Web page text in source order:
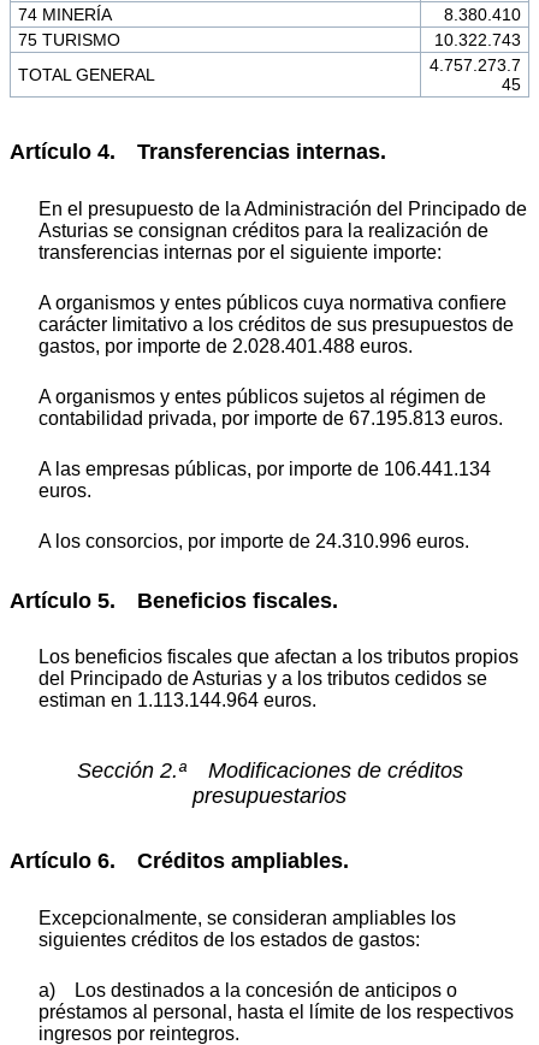
74 MINERÍA
8.380.410
75 TURISMO
10.322.743
TOTAL GENERAL
4.757.273.7
45
Artículo 4. Transferencias internas.
En el presupuesto de la Administración del Principado de
Asturias se consignan créditos para la realización de
transferencias internas por el siguiente importe:
A organismos y entes públicos cuya normativa confiere
carácter limitativo a los créditos de sus presupuestos de
gastos, por importe de 2.028.401.488 euros.
A organismos y entes públicos sujetos al régimen de
contabilidad privada, por importe de 67.195.813 euros.
A las empresas públicas, por importe de 106.441.134
euros.
A los consorcios, por importe de 24.310.996 euros.
Artículo 5. Beneficios fiscales.
Los beneficios fiscales que afectan a los tributos propios
del Principado de Asturias y a los tributos cedidos se
estiman en 1.113.144.964 euros.
Sección 2.ª Modificaciones de créditos
presupuestarios
Artículo 6. Créditos ampliables.
Excepcionalmente, se consideran ampliables los
siguientes créditos de los estados de gastos:
a) Los destinados a la concesión de anticipos o
préstamos al personal, hasta el límite de los respectivos
ingresos por reintegros.